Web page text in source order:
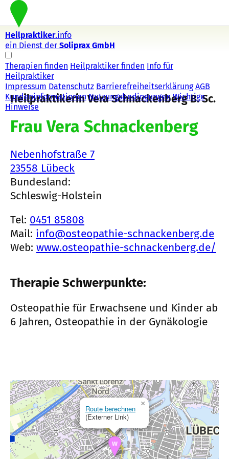
Heilpraktiker.info
ein Dienst der Soliprax GmbH
Therapien finden Heilpraktiker finden Info für
Heilpraktiker
Impressum Datenschutz Barrierefreiheitserklärung AGB
Kundeninformationen Nutzungsbedingungen Wichtige
Hinweise
Heilpraktikerin Vera Schnackenberg B. Sc.
Frau Vera Schnackenberg
Nebenhofstraße 7
23558 Lübeck
Bundesland:
Schleswig-Holstein
Tel: 0451 85808
Mail: info@osteopathie-schnackenberg.de
Web: www.osteopathie-schnackenberg.de/
Therapie Schwerpunkte:
Osteopathie für Erwachsene und Kinder ab
6 Jahren, Osteopathie in der Gynäkologie
Route berechnen
(Externer Link)
×